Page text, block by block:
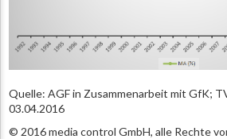
Quelle: AGF in Zusammenarbeit mit GfK;
03.04.2016
© 2016 media control GmbH, alle Rechte